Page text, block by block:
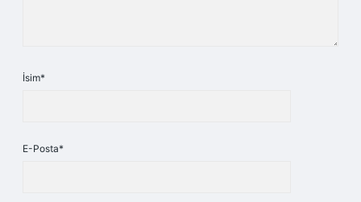
İsim*
E-Posta*